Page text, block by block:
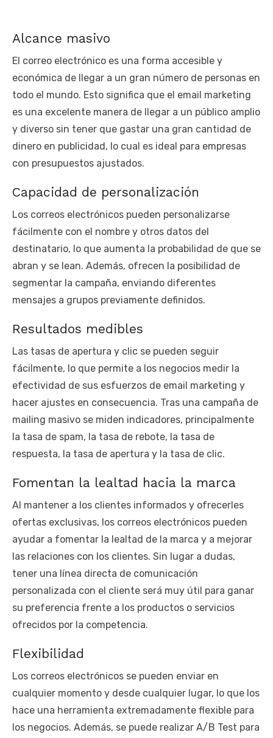
Alcance masivo
El correo electrónico es una forma accesible y
económica de llegar a un gran número de personas en
todo el mundo. Esto significa que el email marketing
es una excelente manera de llegar a un público amplio
y diverso sin tener que gastar una gran cantidad de
dinero en publicidad, lo cual es ideal para empresas
con presupuestos ajustados.
Capacidad de personalización
Los correos electrónicos pueden personalizarse
fácilmente con el nombre y otros datos del
destinatario, lo que aumenta la probabilidad de que se
abran y se lean. Además, ofrecen la posibilidad de
segmentar la campaña, enviando diferentes
mensajes a grupos previamente definidos.
Resultados medibles
Las tasas de apertura y clic se pueden seguir
fácilmente, lo que permite a los negocios medir la
efectividad de sus esfuerzos de email marketing y
hacer ajustes en consecuencia. Tras una campaña de
mailing masivo se miden indicadores, principalmente
la tasa de spam, la tasa de rebote, la tasa de
respuesta, la tasa de apertura y la tasa de clic.
Fomentan la lealtad hacia la marca
Al mantener a los clientes informados y ofrecerles
ofertas exclusivas, los correos electrónicos pueden
ayudar a fomentar la lealtad de la marca y a mejorar
las relaciones con los clientes. Sin lugar a dudas,
tener una línea directa de comunicación
personalizada con el cliente será muy útil para ganar
su preferencia frente a los productos o servicios
ofrecidos por la competencia.
Flexibilidad
Los correos electrónicos se pueden enviar en
cualquier momento y desde cualquier lugar, lo que los
hace una herramienta extremadamente flexible para
los negocios. Además, se puede realizar A/B Test para